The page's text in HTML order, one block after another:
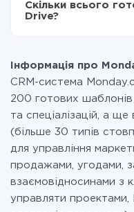
Ви оплачуєте лише
передаються з однієї
при необхідності.
Скільки всього
Drive?
Інформація про
CRM-система
200 готових шаблонів
та спеціалізацій, а ще
(більше 30 типів
для управління
продажами, угодами,
взаємовідносинами з
управляти проектами,